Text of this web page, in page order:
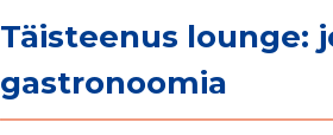
Täisteenus lounge:
gastronoomia